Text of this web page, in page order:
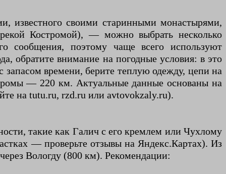
известного своими старинными монастырями,
Костромой), — можно выбрать несколько
сообщения, поэтому чаще всего используют
обратите внимание на погодные условия: в это
времени, берите теплую одежду, цепи на
— 220 км. Актуальные данные основаны на
на tutu.ru, rzd.ru или avtovokzaly.ru).
такие как Галич с его кремлем или Чухлому
— проверьте отзывы на Яндекс.Картах). Из
Вологду (800 км). Рекомендации: